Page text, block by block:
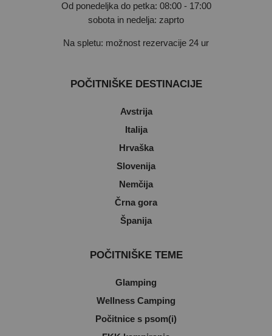
Od ponedeljka do petka: 08:00 - 17:00
sobota in nedelja: zaprto
Na spletu: možnost rezervacije 24 ur
POČITNIŠKE DESTINACIJE
Avstrija
Italija
Hrvaška
Slovenija
Nemčija
Črna gora
Španija
POČITNIŠKE TEME
Glamping
Wellness Camping
Počitnice s psom(i)